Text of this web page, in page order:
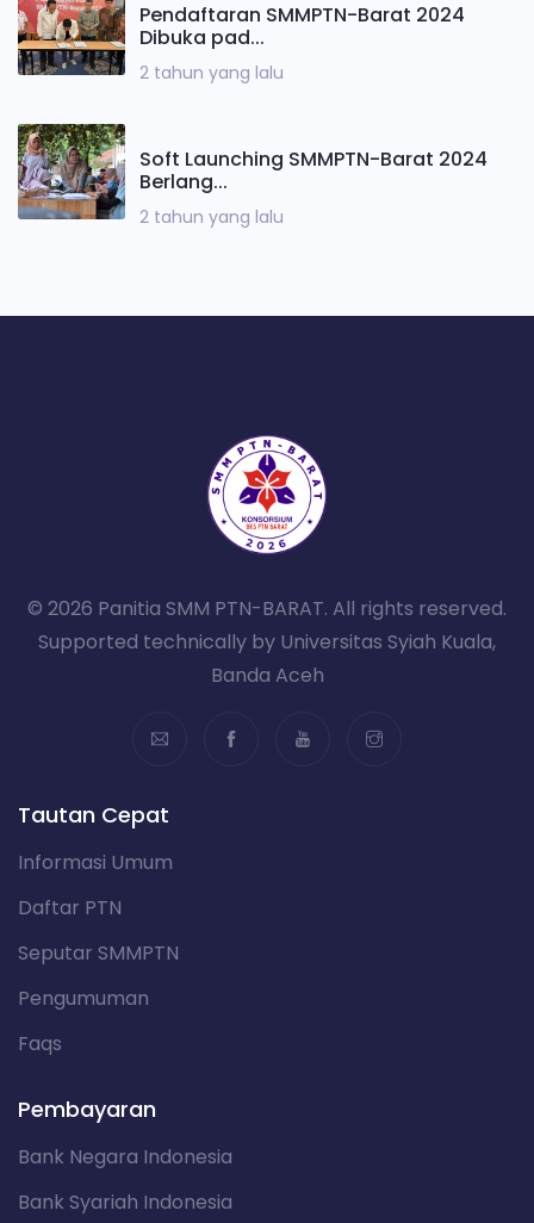
Pendaftaran SMMPTN-Barat 2024
Dibuka pad...
2 tahun yang lalu
Soft Launching SMMPTN-Barat 2024
Berlang...
2 tahun yang lalu
© 2026 Panitia SMM PTN-BARAT. All rights reserved.
Supported technically by Universitas Syiah Kuala,
Banda Aceh
Tautan Cepat
Informasi Umum
Daftar PTN
Seputar SMMPTN
Pengumuman
Faqs
Pembayaran
Bank Negara Indonesia
Bank Syariah Indonesia